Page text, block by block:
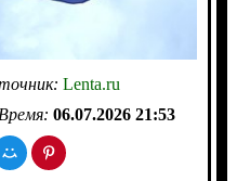
Lenta.ru
Время: 06.07.2026 21:53